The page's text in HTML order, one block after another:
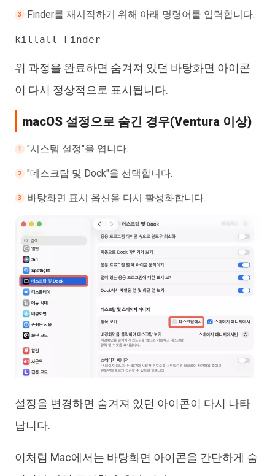
Finder를 재시작하기 위해 아래 명령어를 입력합니다.
killall Finder
위 과정을 완료하면 숨겨져 있던 바탕화면 아이콘
이 다시 정상적으로 표시됩니다.
macOS 설정으로 숨긴 경우(Ventura 이상)
"시스템 설정"을 엽니다.
"데스크탑 및 Dock"을 선택합니다.
바탕화면 표시 옵션을 다시 활성화합니다.
설정을 변경하면 숨겨져 있던 아이콘이 다시 나타
납니다.
이처럼 Mac에서는 바탕화면 아이콘을 간단하게 숨